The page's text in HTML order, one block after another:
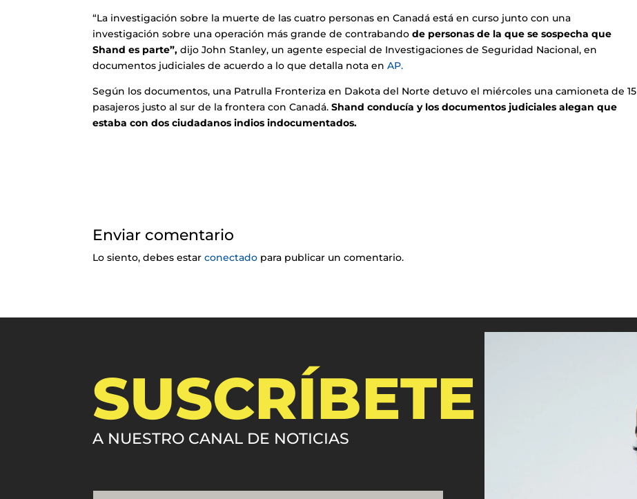
“La investigación sobre la muerte de las cuatro personas en Canadá está en curso junto con una
investigación sobre una operación más grande de contrabandode personas de la que se sospecha que
Shand es parte”, dijo John Stanley, un agente especial de Investigaciones de Seguridad Nacional, en
documentos judiciales de acuerdo a lo que detalla nota enAP.
Según los documentos, una Patrulla Fronteriza en Dakota del Norte detuvo el miércoles una camioneta de 15
pasajeros justo al sur de la frontera con Canadá.Shand conducía y los documentos judiciales alegan que
estaba con dos ciudadanos indios indocumentados.
Enviar comentario
Lo siento, debes estarconectado para publicar un comentario.
SUSCRÍBETE
A NUESTRO CANAL DE NOTICIAS